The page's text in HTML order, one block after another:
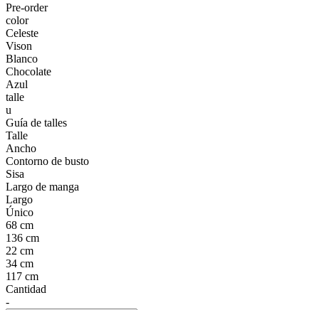
Pre-order
color
Celeste
Vison
Blanco
Chocolate
Azul
talle
u
Guía de talles
Talle
Ancho
Contorno de busto
Sisa
Largo de manga
Largo
Único
68 cm
136 cm
22 cm
34 cm
117 cm
Cantidad
-